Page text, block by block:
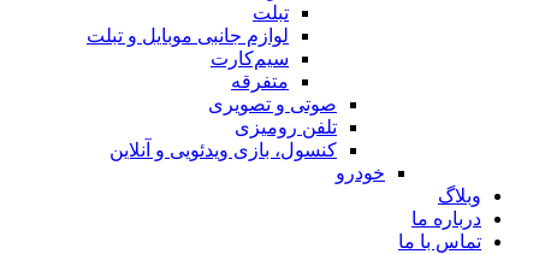
تبلت
لوازم جانبی موبایل و تبلت
سیم‌کارت
متفرقه
صوتی و تصویری
تلفن رومیزی
کنسول، بازی‌ ویدئویی و آنلاین
خودرو
وبلاگ
درباره ما
تماس با ما